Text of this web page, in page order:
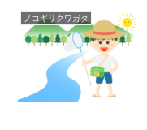
ノコギリクワガタ